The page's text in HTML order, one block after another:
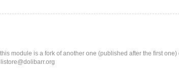
module is a fork of another one (published after the first